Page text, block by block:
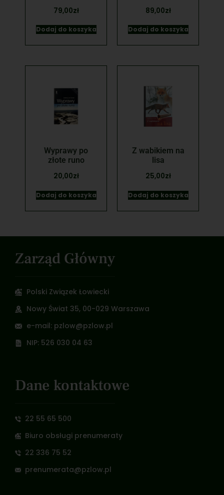
79,00zł
Dodaj do koszyka
89,00zł
Dodaj do koszyka
Wyprawy po
złote runo
20,00zł
Dodaj do koszyka
Z wabikiem na
lisa
25,00zł
Dodaj do koszyka
Zarząd Główny
Polski Związek Łowiecki
Nowy Świat 35, 00-029 Warszawa
e-mail: pzlow@pzlow.pl
NIP: 526 030 04 63
Dane kontaktowe
22 55 65 500
Biuro obsługi prenumeraty
22 336 75 52
prenumerata@pzlow.pl